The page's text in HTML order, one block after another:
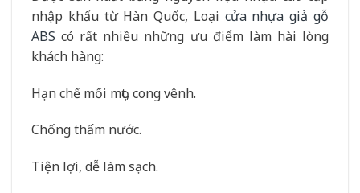
nhập khẩu từ Hàn Quốc, Loại cửa nhựa giả gỗ
ABS có rất nhiều những ưu điểm làm hài lòng
khách hàng:
Hạn chế mối mọt, cong vênh.
Chống thấm nước.
Tiện lợi, dễ làm sạch.